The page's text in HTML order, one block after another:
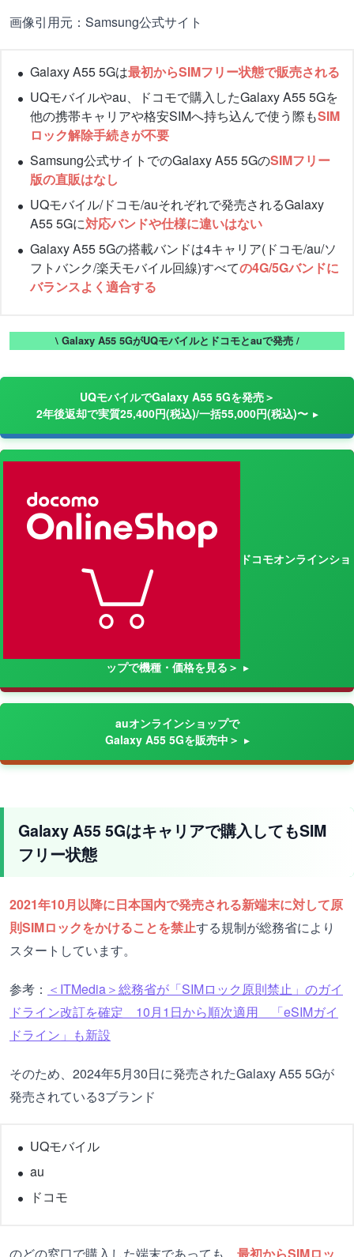
画像引用元：Samsung公式サイト
Galaxy A55 5Gは最初からSIMフリー状態で販売される
UQモバイルやau、ドコモで購入したGalaxy A55 5Gを
他の携帯キャリアや格安SIMへ持ち込んで使う際もSIM
ロック解除手続きが不要
Samsung公式サイトでのGalaxy A55 5GのSIMフリー
版の直販はなし
UQモバイル/ドコモ/auそれぞれで発売されるGalaxy
A55 5Gに対応バンドや仕様に違いはない
Galaxy A55 5Gの搭載バンドは4キャリア(ドコモ/au/ソ
フトバンク/楽天モバイル回線)すべての4G/5Gバンドに
バランスよく適合する
\ Galaxy A55 5GがUQモバイルとドコモとauで発売 /
UQモバイルでGalaxy A55 5Gを発売＞
2年後返却で実質25,400円(税込)/一括55,000円(税込)〜
ドコモオンラインショ
ップで機種・価格を見る＞
auオンラインショップで
Galaxy A55 5Gを販売中＞
Galaxy A55 5Gはキャリアで購入してもSIM
フリー状態
2021年10月以降に日本国内で発売される新端末に対して原
則SIMロックをかけることを禁止する規制が総務省により
スタートしています。
参考： ＜ITMedia＞総務省が「SIMロック原則禁止」のガイ
ドライン改訂を確定 10月1日から順次適用 「eSIMガイ
ドライン」も新設
そのため、2024年5月30日に発売されたGalaxy A55 5Gが
発売されている3ブランド
UQモバイル
au
ドコモ